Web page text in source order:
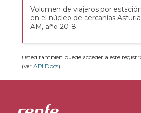
Volumen de viajeros por estación
en el núcleo de cercanías
AM, año 2018
Usted también puede acceder a este
(ver API Docs).